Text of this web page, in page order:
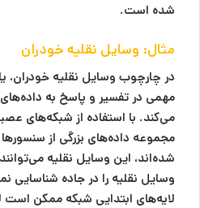
شده است.
مثال: وسایل نقلیه خودران
در چارچوب وسایل نقلیه خودران،
مهمی در تفسیر و پاسخ به
می‌کند. با استفاده از شبکه‌های
مجموعه داده‌های بزرگی از
شده‌اند، این وسایل نقلیه
وسایل نقلیه را در جاده شناسایی
لایه‌های ابتدایی شبکه ممکن است